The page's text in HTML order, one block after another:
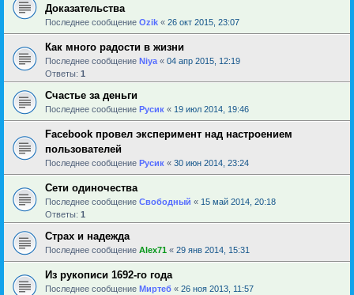
Доказательства
Последнее сообщение Ozik « 26 окт 2015, 23:07
Как много радости в жизни
Последнее сообщение Niya « 04 апр 2015, 12:19
Ответы: 1
Счастье за деньги
Последнее сообщение Русик « 19 июл 2014, 19:46
Facebook провел эксперимент над настроением
пользователей
Последнее сообщение Русик « 30 июн 2014, 23:24
Сети одиночества
Последнее сообщение Свободный « 15 май 2014, 20:18
Ответы: 1
Страх и надежда
Последнее сообщение Alex71 « 29 янв 2014, 15:31
Из рукописи 1692-го года
Последнее сообщение Миртеб « 26 ноя 2013, 11:57